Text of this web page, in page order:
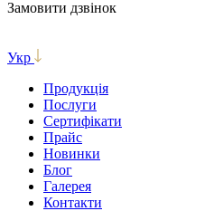
Замовити дзвінок
Укр
Продукція
Послуги
Сертифікати
Прайс
Новинки
Блог
Галерея
Контакти